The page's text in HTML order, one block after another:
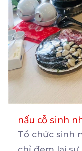
nấu cỗ sinh
Tổ chức sinh